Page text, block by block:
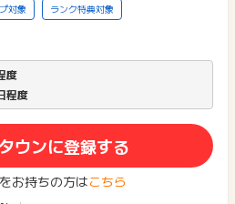
対象 ランク特典対象
度
程度
ウンに登録する
お持ちの方はこちら